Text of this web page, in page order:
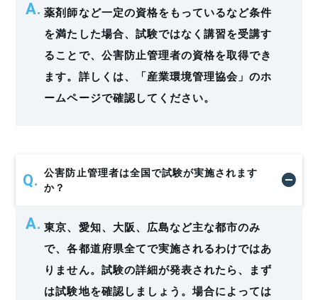
薬剤師など一定の資格をもっているなど条件
を満たした場合、試験ではなく講習を受講す
ることで、公害防止管理者の資格を取得でき
ます。詳しくは、「産業環境管理協会 」のホ
ームページで確認してください。
公害防止管理者は全国で試験が実施されます
か？
東京、愛知、大阪、広島など主な都市のみ
で、各都道府県全てで実施されるわけではあ
りません。試験の詳細が発表されたら、まず
は試験地を確認しましょう。場合によっては